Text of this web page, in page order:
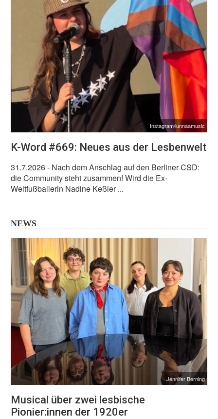
Instagram/lunnaamusic
K-Word #669: Neues aus der Lesbenwelt
31.7.2026- Nach dem Anschlag auf den Berliner CSD:
die Community steht zusammen! Wird die Ex-
Weltfußballerin Nadine Keßler ...
NEWS
Jennifer Berning
Musical über zwei lesbische
Pionier:innen der 1920er